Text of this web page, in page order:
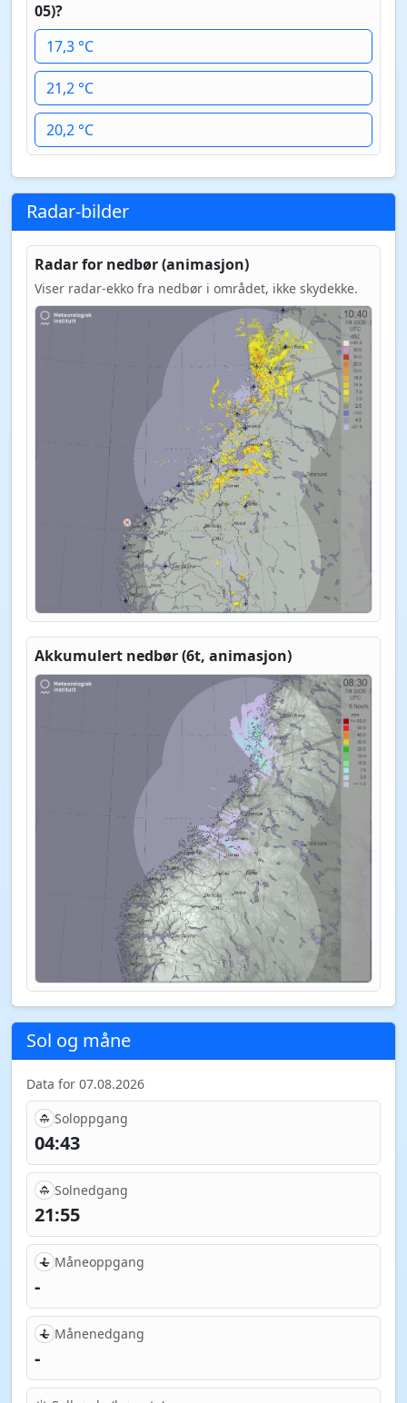
05)?
17,3 °C
21,2 °C
20,2 °C
Radar-bilder
Radar for nedbør (animasjon)
Viser radar-ekko fra nedbør i området, ikke skydekke.
Akkumulert nedbør (6t, animasjon)
Sol og måne
Data for 07.08.2026
Soloppgang
04:43
Solnedgang
21:55
Måneoppgang
-
Månenedgang
-